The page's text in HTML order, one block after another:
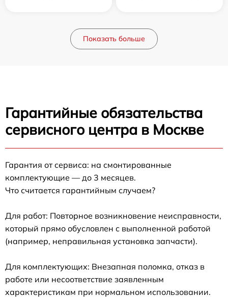
Показать больше
Гарантийные обязательства
сервисного центра в Москве
Гарантия от сервиса: на смонтированные
комплектующие — до 3 месяцев.
Что считается гарантийным случаем?
Для работ: Повторное возникновение неисправности,
который прямо обусловлен с выполненной работой
(например, неправильная установка запчасти).
Для комплектующих: Внезапная поломка, отказ в
работе или несоответствие заявленным
характеристикам при нормальном использовании.